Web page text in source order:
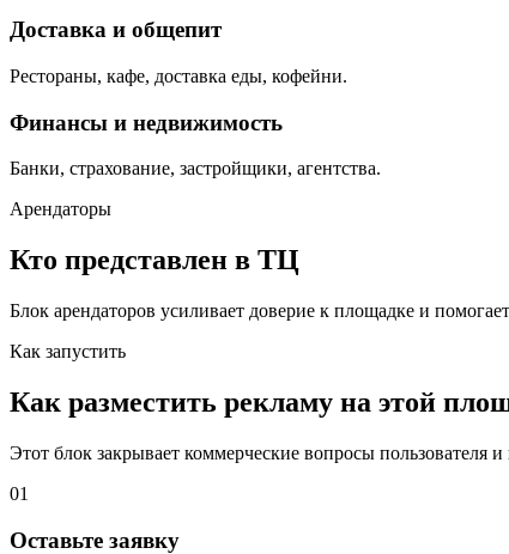
Доставка и общепит
Рестораны, кафе, доставка еды, кофейни.
Финансы и недвижимость
Банки, страхование, застройщики, агентства.
Арендаторы
Кто представлен в ТЦ
Блок арендаторов усиливает доверие к площадке и
Как запустить
Как разместить рекламу на этой
Этот блок закрывает коммерческие вопросы пользователя и
01
Оставьте заявку